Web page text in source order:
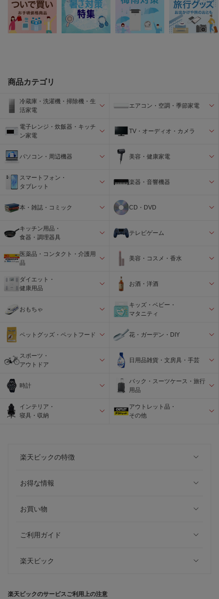
商品カテゴリ
冷蔵庫・洗濯機・掃除機・生
活家電
エアコン・空調・季節家電
電子レンジ・炊飯器・キッチ
ン家電
TV・オーディオ・カメラ
パソコン・周辺機器 美容・健康家電
スマートフォン・
タブレット
楽器・音響機器
本・雑誌・コミック CD・DVD
キッチン用品・
食器・調理器具
テレビゲーム
医薬品・コンタクト・介護用
品
美容・コスメ・香水
ダイエット・
健康用品
お酒・洋酒
おもちゃ
キッズ・ベビー・
マタニティ
ペットグッズ・ペットフード 花・ガーデン・DIY
スポーツ・
アウトドア
日用品雑貨・文房具・手芸
時計
バック・スーツケース・旅行
用品
インテリア・
寝具・収納
アウトレット品・
その他
楽天ビックの特徴
お得な情報
お買い物
ご利用ガイド
楽天ビック
楽天ビックのサービスご利用上の注意